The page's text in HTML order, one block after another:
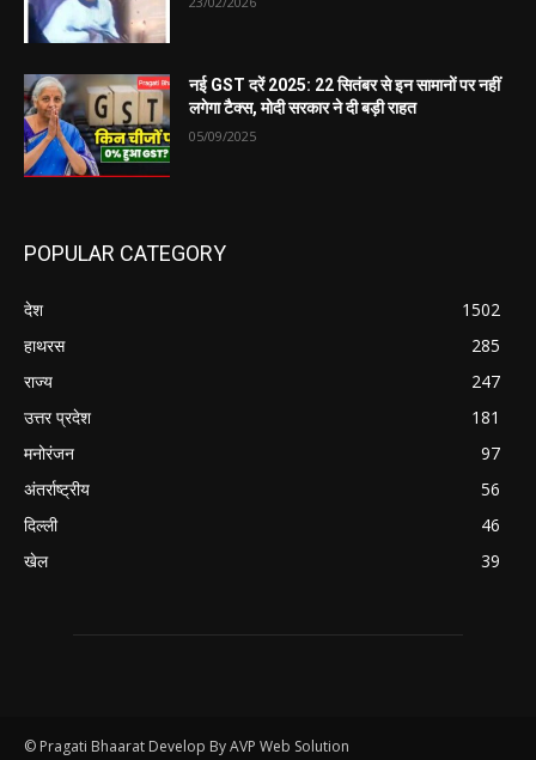
नई GST दरें 2025: 22 सितंबर से इन सामानों पर नहीं
लगेगा टैक्स, मोदी सरकार ने दी बड़ी राहत
05/09/2025
POPULAR CATEGORY
देश
1502
हाथरस
285
राज्य
247
उत्तर प्रदेश
181
मनोरंजन
97
अंतर्राष्ट्रीय
56
दिल्ली
46
खेल
39
© Pragati Bhaarat Develop By AVP Web Solution